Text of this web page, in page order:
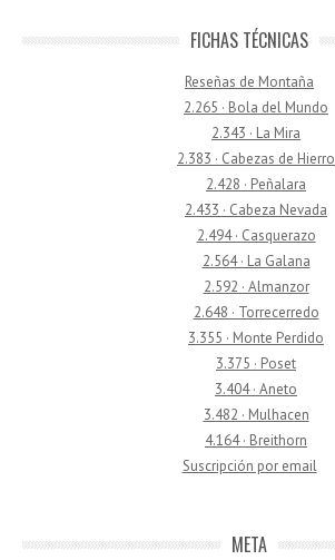
FICHAS TÉCNICAS
Reseñas de Montaña
2.265 · Bola del Mundo
2.343 · La Mira
2.383 · Cabezas de Hierro
2.428 · Peñalara
2.433 · Cabeza Nevada
2.494 · Casquerazo
2.564 · La Galana
2.592 · Almanzor
2.648 · Torrecerredo
3.355 · Monte Perdido
3.375 · Poset
3.404 · Aneto
3.482 · Mulhacen
4.164 · Breithorn
Suscripción por email
META